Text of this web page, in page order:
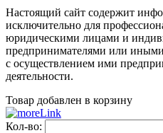
Настоящий сайт содержит
исключительно для
юридическими лицами и
предпринимателями или
с осуществлением ими
деятельности.
Товар добавлен в корзину
Кол-во: